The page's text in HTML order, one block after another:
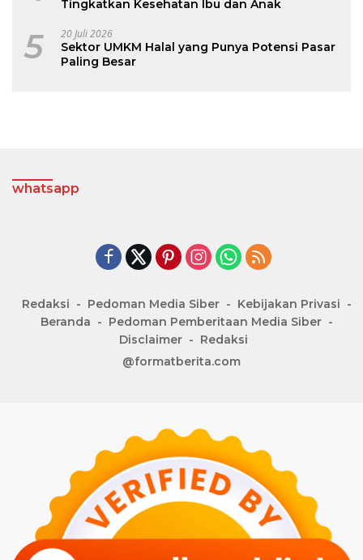
Tingkatkan Kesehatan Ibu dan Anak
5 20 Juli 2026
Sektor UMKM Halal yang Punya Potensi Pasar
Paling Besar
whatsapp
Redaksi Pedoman Media Siber
Kebijakan Privasi
Beranda
Pedoman Pemberitaan Media Siber
Disclaimer
Redaksi
@formatberita.com